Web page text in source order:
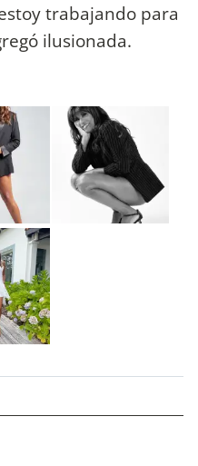
trabajando para
ilusionada.